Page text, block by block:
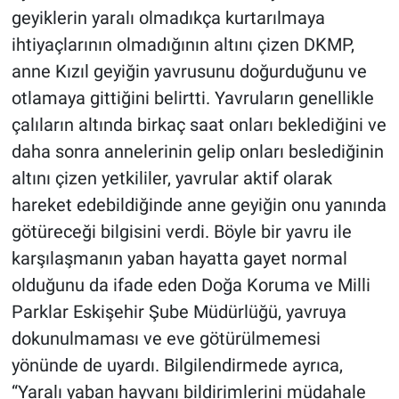
geyiklerin yaralı olmadıkça kurtarılmaya
ihtiyaçlarının olmadığının altını çizen DKMP,
anne Kızıl geyiğin yavrusunu doğurduğunu ve
otlamaya gittiğini belirtti. Yavruların genellikle
çalıların altında birkaç saat onları beklediğini ve
daha sonra annelerinin gelip onları beslediğinin
altını çizen yetkililer, yavrular aktif olarak
hareket edebildiğinde anne geyiğin onu yanında
götüreceği bilgisini verdi. Böyle bir yavru ile
karşılaşmanın yaban hayatta gayet normal
olduğunu da ifade eden Doğa Koruma ve Milli
Parklar Eskişehir Şube Müdürlüğü, yavruya
dokunulmaması ve eve götürülmemesi
yönünde de uyardı. Bilgilendirmede ayrıca,
“Yaralı yaban hayvanı bildirimlerini müdahale